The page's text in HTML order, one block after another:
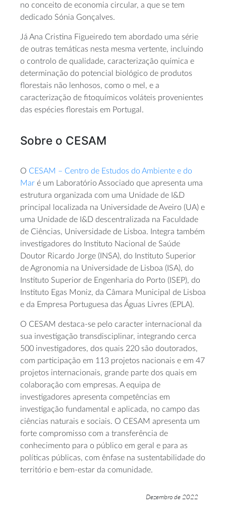
no conceito de economia circular, a que se tem
dedicado Sónia Gonçalves.
Já Ana Cristina Figueiredo tem abordado uma série
de outras temáticas nesta mesma vertente, incluindo
o controlo de qualidade, caracterização química e
determinação do potencial biológico de produtos
florestais não lenhosos, como o mel, e a
caracterização de fitoquímicos voláteis provenientes
das espécies florestais em Portugal.
Sobre o CESAM
O CESAM – Centro de Estudos do Ambiente e do
Mar é um Laboratório Associado que apresenta uma
estrutura organizada com uma Unidade de I&D
principal localizada na Universidade de Aveiro (UA) e
uma Unidade de I&D descentralizada na Faculdade
de Ciências, Universidade de Lisboa. Integra também
investigadores do Instituto Nacional de Saúde
Doutor Ricardo Jorge (INSA), do Instituto Superior
de Agronomia na Universidade de Lisboa (ISA), do
Instituto Superior de Engenharia do Porto (ISEP), do
Instituto Egas Moniz, da Câmara Municipal de Lisboa
e da Empresa Portuguesa das Águas Livres (EPLA).
O CESAM destaca-se pelo caracter internacional da
sua investigação transdisciplinar, integrando cerca
500 investigadores, dos quais 220 são doutorados,
com participação em 113 projetos nacionais e em 47
projetos internacionais, grande parte dos quais em
colaboração com empresas. A equipa de
investigadores apresenta competências em
investigação fundamental e aplicada, no campo das
ciências naturais e sociais. O CESAM apresenta um
forte compromisso com a transferência de
conhecimento para o público em geral e para as
políticas públicas, com ênfase na sustentabilidade do
território e bem-estar da comunidade.
Dezembro de 2022